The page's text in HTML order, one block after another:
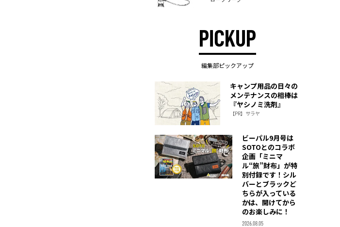
PICKUP
編集部ピックアップ
キャンプ用品の日々の
メンテナンスの相棒は
『ヤシノミ洗剤』
【PR】サラヤ
ビーパル9月号は
SOTOとのコラボ
企画「ミニマ
ル“旅”財布」が特
別付録です！シル
バーとブラックど
ちらが入っている
かは、開けてから
のお楽しみに！
2026.08.05